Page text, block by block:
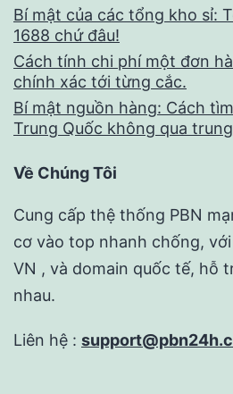
Bí mật của các tổng kho sỉ:
1688 chứ đâu!
Cách tính chi phí một đơn
chính xác tới từng cắc.
Bí mật nguồn hàng: Cách
Trung Quốc không qua
Về Chúng Tôi
Cung cấp thệ thống PBN
cơ vào top nhanh chống,
VN , và domain quốc tế, hỗ
nhau.
Liên hệ :